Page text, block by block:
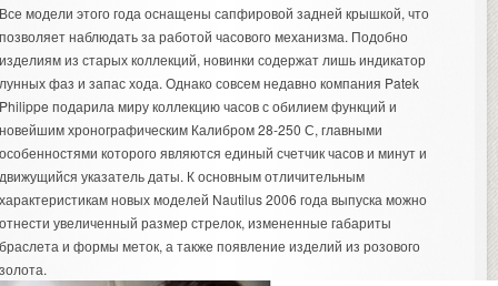
модели этого года оснащены сапфировой задней крышкой, что
наблюдать за работой часового механизма. Подобно
из старых коллекций, новинки содержат лишь индикатор
фаз и запас хода. Однако совсем недавно компания Patek
подарила миру коллекцию часов с обилием функций и
хронографическим Калибром 28-250 С, главными
которого являются единый счетчик часов и минут и
указатель даты. К основным отличительным
новых моделей Nautilus 2006 года выпуска можно
увеличенный размер стрелок, измененные габариты
и формы меток, а также появление изделий из розового